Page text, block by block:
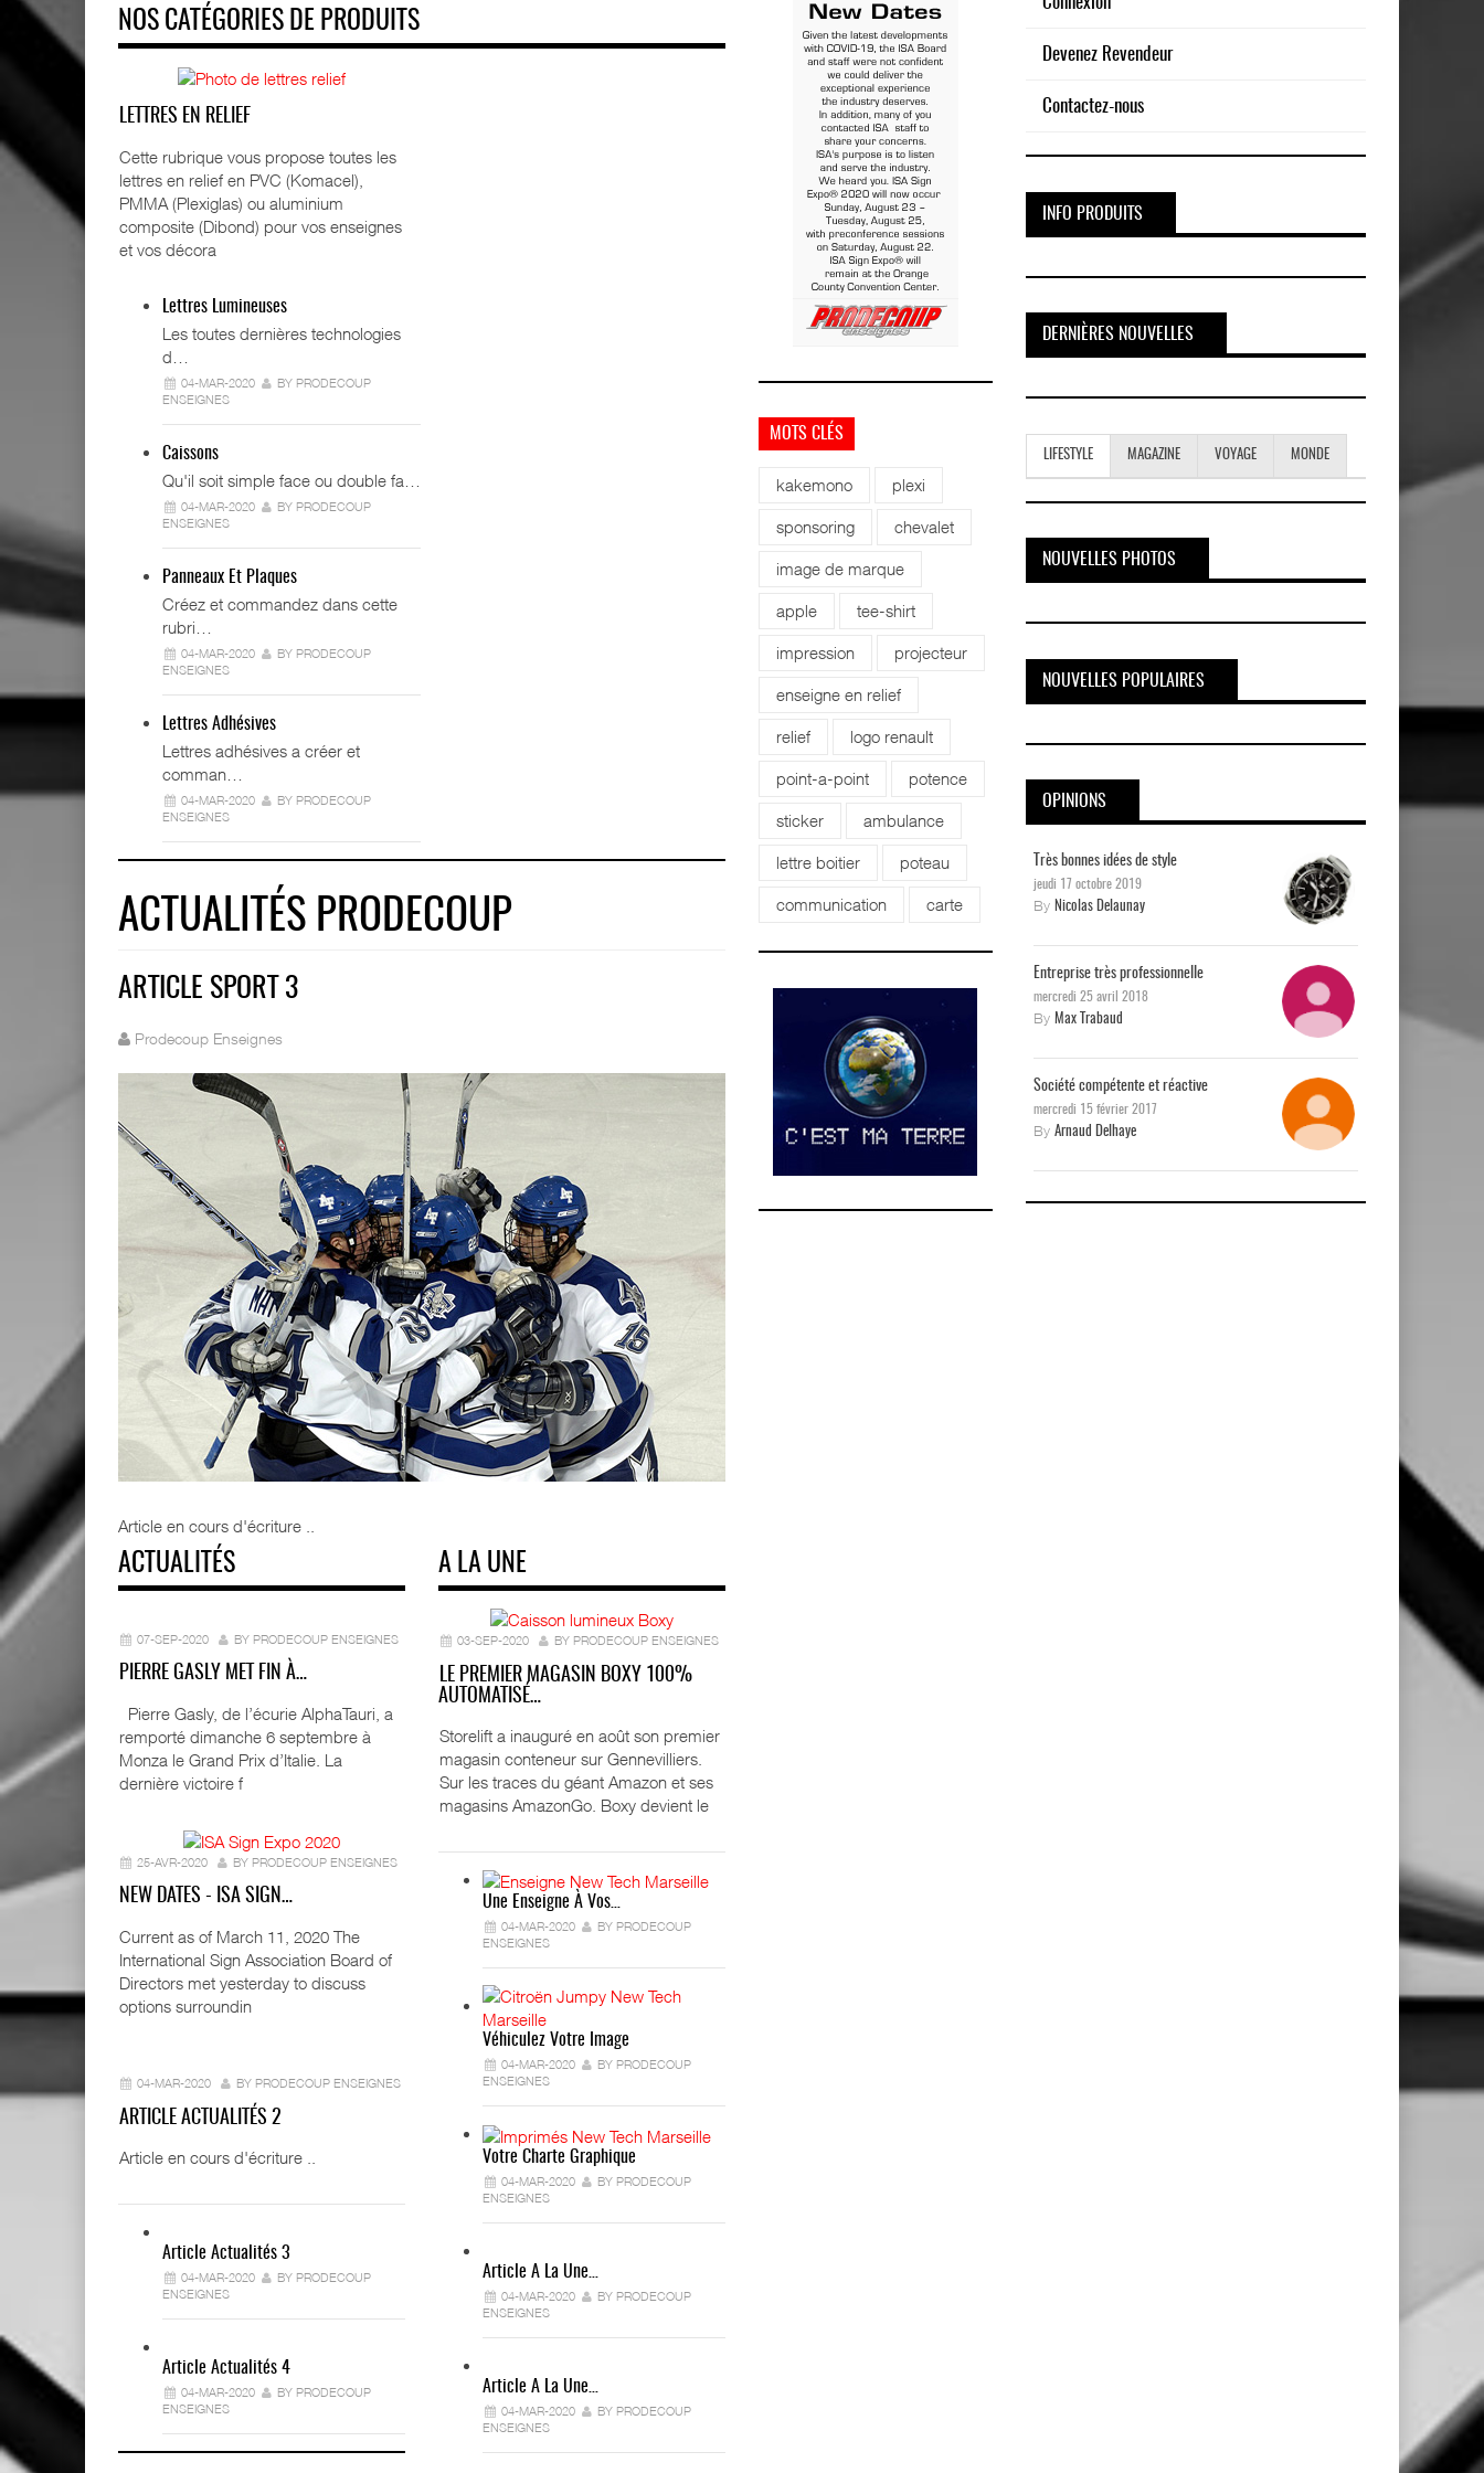
NOS CATÉGORIES DE PRODUITS
LETTRES EN RELIEF
Cette rubrique vous propose toutes les
lettres en relief en PVC (Komacel),
PMMA (Plexiglas) ou aluminium
composite (Dibond) pour vos enseignes
et vos décora
Lettres Lumineuses
Les toutes dernières technologies
d…
04-MAR-2020
BY PRODECOUP
ENSEIGNES
Caissons
Qu'il soit simple face ou double fa…
04-MAR-2020
BY PRODECOUP
ENSEIGNES
Panneaux Et Plaques
Créez et commandez dans cette
rubri…
04-MAR-2020
BY PRODECOUP
ENSEIGNES
Lettres Adhésives
Lettres adhésives a créer et
comman…
04-MAR-2020
BY PRODECOUP
ENSEIGNES
ACTUALITÉS PRODECOUP
ARTICLE SPORT 3
Prodecoup Enseignes
Article en cours d'écriture ..
ACTUALITÉS
07-SEP-2020 BY PRODECOUP ENSEIGNES
PIERRE GASLY MET FIN À…
Pierre Gasly, de l’écurie AlphaTauri, a
remporté dimanche 6 septembre à
Monza le Grand Prix d’Italie. La
dernière victoire f
25-AVR-2020 BY PRODECOUP ENSEIGNES
NEW DATES - ISA SIGN…
Current as of March 11, 2020 The
International Sign Association Board of
Directors met yesterday to discuss
options surroundin
04-MAR-2020 BY PRODECOUP ENSEIGNES
ARTICLE ACTUALITÉS 2
Article en cours d'écriture ..
Article Actualités 3
04-MAR-2020
BY PRODECOUP
ENSEIGNES
Article Actualités 4
04-MAR-2020
BY PRODECOUP
ENSEIGNES
A LA UNE
03-SEP-2020 BY PRODECOUP ENSEIGNES
LE PREMIER MAGASIN BOXY 100%
AUTOMATISÉ…
Storelift a inauguré en août son premier
magasin conteneur sur Gennevilliers.
Sur les traces du géant Amazon et ses
magasins AmazonGo. Boxy devient le
Une Enseigne À Vos…
04-MAR-2020
BY PRODECOUP
ENSEIGNES
Véhiculez Votre Image
04-MAR-2020
BY PRODECOUP
ENSEIGNES
Votre Charte Graphique
04-MAR-2020
BY PRODECOUP
ENSEIGNES
Article A La Une…
04-MAR-2020
BY PRODECOUP
ENSEIGNES
Article A La Une…
04-MAR-2020
BY PRODECOUP
ENSEIGNES
MOTS CLÉS
kakemono plexi
sponsoring chevalet
image de marque
apple tee-shirt
impression projecteur
enseigne en relief
relief logo renault
point-a-point potence
sticker ambulance
lettre boitier poteau
communication carte
Devenez Revendeur
Contactez-nous
INFO PRODUITS
DERNIÈRES NOUVELLES
LIFESTYLE MAGAZINE VOYAGE MONDE
NOUVELLES PHOTOS
NOUVELLES POPULAIRES
OPINIONS
Très bonnes idées de style
jeudi 17 octobre 2019
By Nicolas Delaunay
Entreprise très professionnelle
mercredi 25 avril 2018
By Max Trabaud
Société compétente et réactive
mercredi 15 février 2017
By Arnaud Delhaye